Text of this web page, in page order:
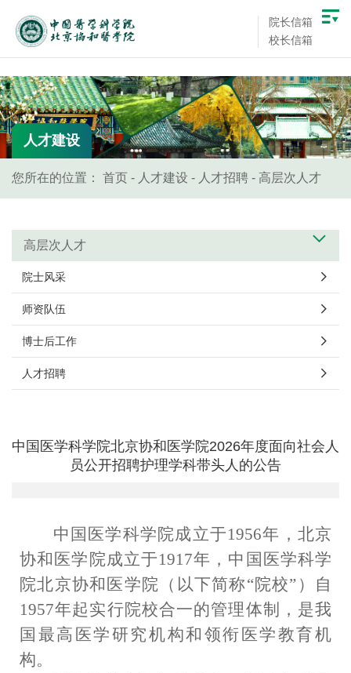
院长信箱
校长信箱
人才建设
您所在的位置： 首页 - 人才建设 - 人才招聘 - 高层次人才
高层次人才
院士风采
师资队伍
博士后工作
人才招聘
中国医学科学院北京协和医学院2026年度面向社会人
员公开招聘护理学科带头人的公告
中国医学科学院成立于1956年，北京
协和医学院成立于1917年，中国医学科学
院北京协和医学院（以下简称“院校” ）自
1957年起实行院校合一的管理体制，是我
国最高医学研究机构和领衔医学教育机
构。